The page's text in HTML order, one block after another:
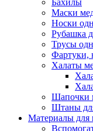
Маски
Носки
Рубашка
Трусы
Фартуки,
Халаты
Шапочки
Штаны
Материалы для